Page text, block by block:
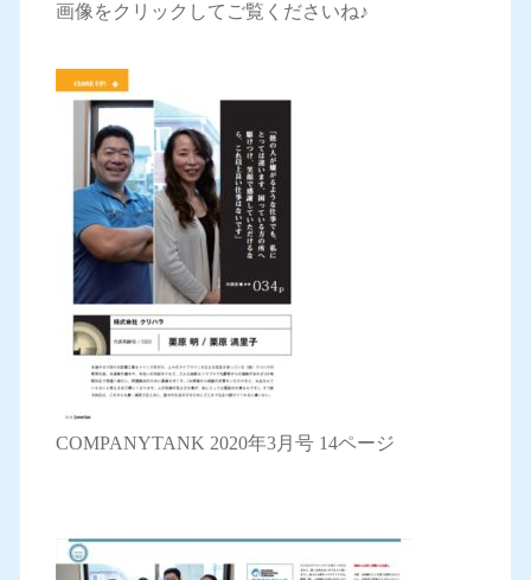
画像をクリックしてご覧くださいね♪
COMPANYTANK 2020年3月号 14ページ